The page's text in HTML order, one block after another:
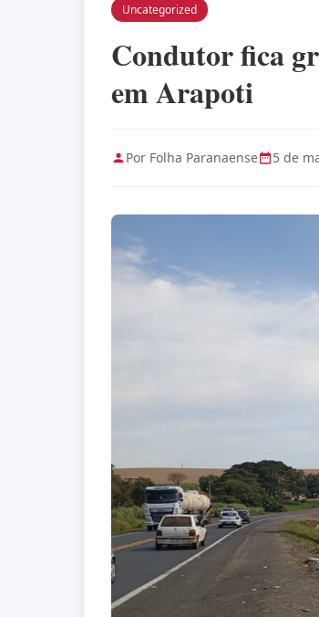
Uncategorized
Condutor fica
em Arapoti
Por Folha Paranaense 5 de